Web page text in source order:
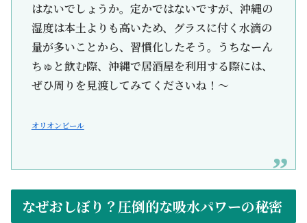
はないでしょうか。定かではないですが、沖縄の
湿度は本土よりも高いため、グラスに付く水滴の
量が多いことから、習慣化したそう。うちなーん
ちゅと飲む際、沖縄で居酒屋を利用する際には、
ぜひ周りを見渡してみてくださいね！～
オリオンビール
なぜおしぼり？圧倒的な吸水パワーの秘密